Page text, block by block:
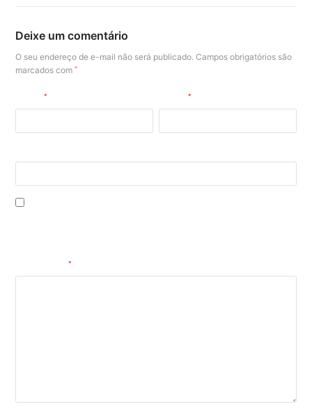
Deixe um comentário
O seu endereço de e-mail não será publicado. Campos obrigatórios são
marcados com*
Nome* E-mail*
Comentário*